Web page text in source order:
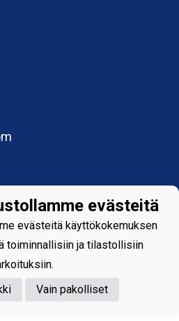
evästeitä
evästeitä käyttökokemuksen
toiminnallisiin ja tilastollisiin
Vain pakolliset